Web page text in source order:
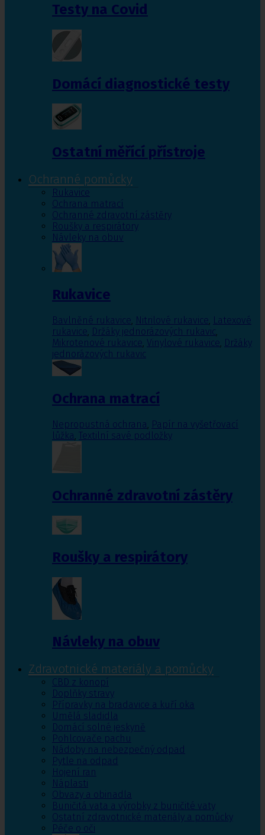
Testy na Covid
Domácí diagnostické testy
Ostatní měřící přístroje
Ochranné pomůcky
Rukavice
Ochrana matrací
Ochranné zdravotní zástěry
Roušky a respirátory
Návleky na obuv
Rukavice
Bavlněné rukavice, Nitrilové rukavice, Latexové
rukavice, Držáky jednorázových rukavic,
Mikrotenové rukavice, Vinylové rukavice, Držáky
jednorázových rukavic
Ochrana matrací
Nepropustná ochrana, Papír na vyšetřovací
lůžka, Textilní savé podložky
Ochranné zdravotní zástěry
Roušky a respirátory
Návleky na obuv
Zdravotnické materiály a pomůcky
CBD z konopí
Doplňky stravy
Přípravky na bradavice a kuří oka
Umělá sladidla
Domácí solné jeskyně
Pohlcovače pachu
Nádoby na nebezpečný odpad
Pytle na odpad
Hojení ran
Náplasti
Obvazy a obinadla
Buničitá vata a výrobky z buničité vaty
Ostatní zdravotnické materiály a pomůcky
Péče o oči